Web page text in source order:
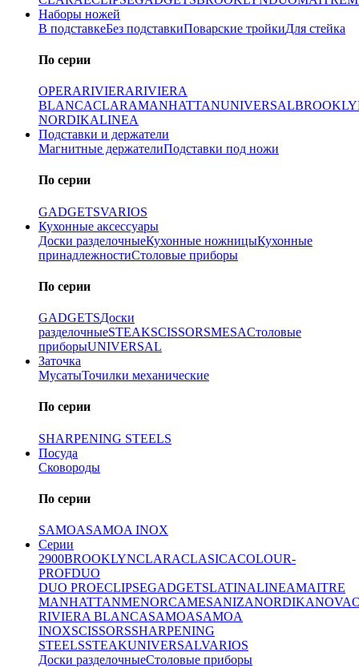
Наборы ножей
В подставкеБез подставкиПоварские тройкиДля стейка
По серии
OPERARIVIERARIVIERA
BLANCACLARAMANHATTANUNIVERSAL
NORDIKALINEA
Подставки и держатели
Магнитные держателиПодставки под ножи
По серии
GADGETSVARIOS
Кухонные аксессуары
Доски разделочныеКухонные ножницыКухонные
принадлежностиСтоловые приборы
По серии
GADGETSДоски
разделочныеSTEAKSCISSORSMESAСтоловые
приборыUNIVERSAL
Заточка
МусатыТочилки механические
По серии
SHARPENING STEELS
Посуда
Сковороды
По серии
SAMOASAMOA INOX
Серии
2900BROOKLYNCLARACLASICACOLOUR-
PROFDUO
DUO PROECLIPSEGADGETSLATINALINEAMAITRE
MANHATTANMENORCAMESANIZANORDIKANOVA
RIVIERA BLANCASAMOASAMOA
INOXSCISSORSSHARPENING
STEELSSTEAKUNIVERSALVARIOS
Доски разделочныеСтоловые приборы